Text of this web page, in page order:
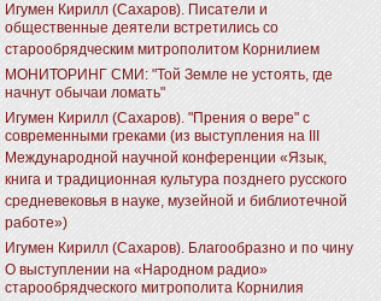
Игумен Кирилл (Сахаров). Писатели и
общественные деятели встретились со
старообрядческим митрополитом Корнилием
МОНИТОРИНГ СМИ: "Той Земле не устоять, где
начнут обычаи ломать"
Игумен Кирилл (Сахаров). "Прения о вере" с
современными греками (из выступления на III
Международной научной конференции «Язык,
книга и традиционная культура позднего русского
средневековья в науке, музейной и библиотечной
работе»)
Игумен Кирилл (Сахаров). Благообразно и по чину
О выступлении на «Народном радио»
старообрядческого митрополита Корнилия